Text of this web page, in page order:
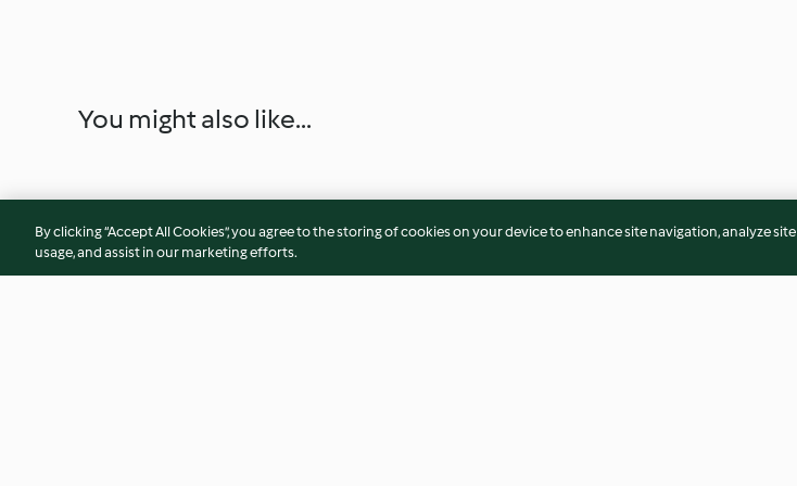
You might also like...
By clicking “Accept All Cookies”, you agree to the storing of cookies on your device to enhance site navigation, analyze site
usage, and assist in our marketing efforts.